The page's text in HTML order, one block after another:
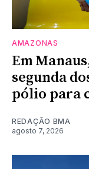
AMAZONAS
Em
segunda
pólio para
REDAÇÃO BMA
agosto 7, 2026